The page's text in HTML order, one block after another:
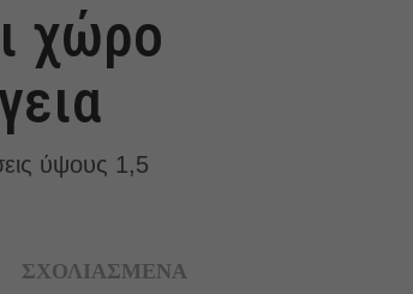
χώρο
ύψους 1,5
ΣΧΟΛΙΑΣΜΕΝΑ